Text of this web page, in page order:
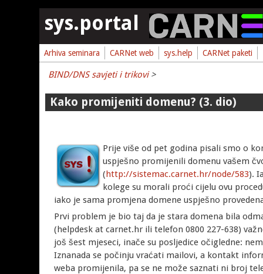
sys.portal
Arhiva seminara CARNet web sys.help CARNet paketi
BIND/DNS savjeti i trikovi>
Kako promijeniti domenu? (3. dio)
Prije više od pet godina pisali smo o
uspješno promijenili domenu vašem
(http://sistemac.carnet.hr/node/583).
kolege su morali proći cijelu ovu
iako je sama promjena domene uspješno
Prvi problem je bio taj da je stara domena bila
(helpdesk at carnet.hr ili telefon 0800 227-638)
još šest mjeseci, inače su posljedice očigledne:
Iznanada se počinju vraćati mailovi, a kontakt
weba promijenila, pa se ne može saznati ni broj